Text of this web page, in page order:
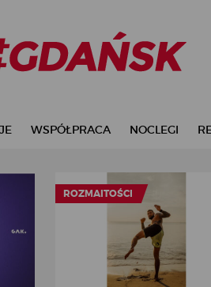
WSPÓŁPRACA NOCLEGI
ROZMAITOŚCI